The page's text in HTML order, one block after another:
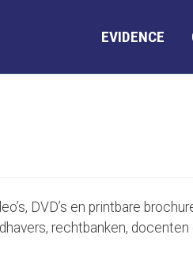
EVIDENCE
DVD’s en printbare
rechtbanken,